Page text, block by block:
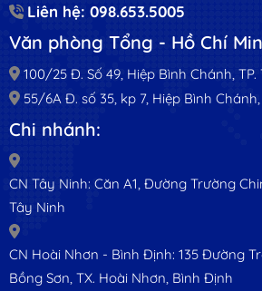
Liên hệ: 098.653.5005
Văn phòng Tổng - Hồ Chí
100/25 Đ. Số 49, Hiệp Bình Chánh,
55/6A Đ. số 35, kp 7, Hiệp Bình
Chi nhánh:
CN Tây Ninh: Căn A1, Đường Trường
Tây Ninh
CN Hoài Nhơn - Bình Định: 135 Đường
Bồng Sơn, TX. Hoài Nhơn, Bình Định